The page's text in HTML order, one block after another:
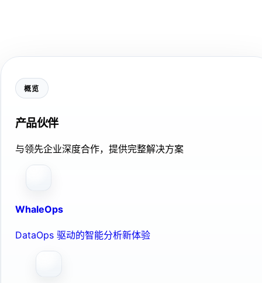
概览
产品伙伴
与领先企业深度合作，提供完整解决方案
WhaleOps
DataOps 驱动的智能分析新体验